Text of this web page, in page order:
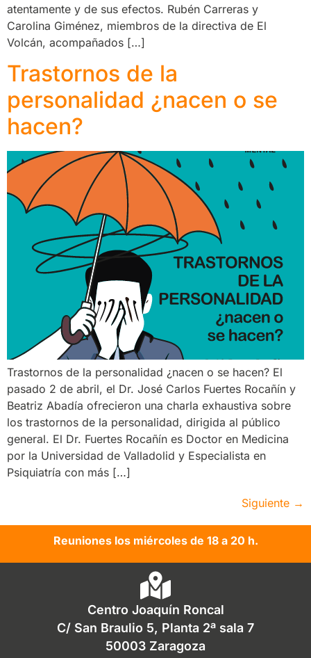
atentamente y de sus efectos. Rubén Carreras y
Carolina Giménez, miembros de la directiva de El
Volcán, acompañados […]
Trastornos de la
personalidad ¿nacen o se
hacen?
Trastornos de la personalidad ¿nacen o se hacen? El
pasado 2 de abril, el Dr. José Carlos Fuertes Rocañín y
Beatriz Abadía ofrecieron una charla exhaustiva sobre
los trastornos de la personalidad, dirigida al público
general. El Dr. Fuertes Rocañín es Doctor en Medicina
por la Universidad de Valladolid y Especialista en
Psiquiatría con más […]
Siguiente →
Reuniones los miércoles de 18 a 20 h.
Centro Joaquín Roncal
C/ San Braulio 5, Planta 2ª sala 7
50003 Zaragoza